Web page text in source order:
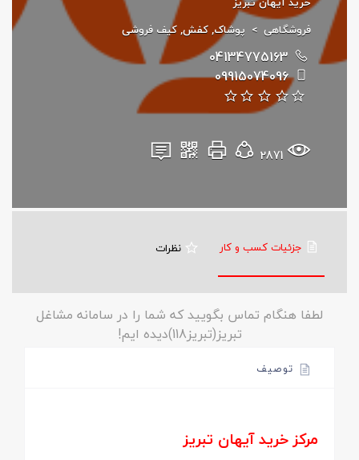
فروشگاهی > پوشاک,کفش,کیف فروشی
04134775163
09915074096
2871
جزئیات کسب و کار نظرات
لطفا هنگام تماس بگویید که شما را در سامانه مشاغل
تبریز(تبریز118)دیده ایم!
توصیف
مرکز خرید آیهان تبریز